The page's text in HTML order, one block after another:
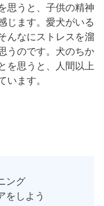
思うと、子供の精神
じます。愛犬がいる
んなにストレスを溜
うのです。犬のちか
を思うと、人間以上
います。
ング
をしよう